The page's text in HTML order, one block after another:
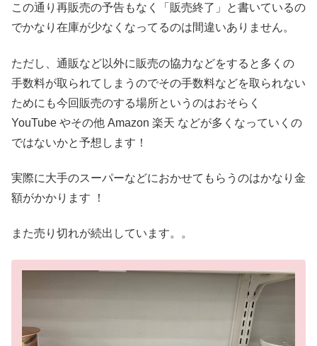
この通り再販売の予告もなく「販売終了」と書いているの
でかなり在庫が少なくなってるのは間違いありません。
ただし、通販など以外に販売の協力などをすると多くの
手数料が取られてしまうのでその手数料などを取られない
ためにも今回販売のする場所というのはおそらく
YouTube やその他 Amazon 楽天 などが多くなっていくの
ではないかと予想します！
実際に大手のスーパーなどにおかせてもらうのはかなり金
額がかかります ！
また売り切れが続出しています。。